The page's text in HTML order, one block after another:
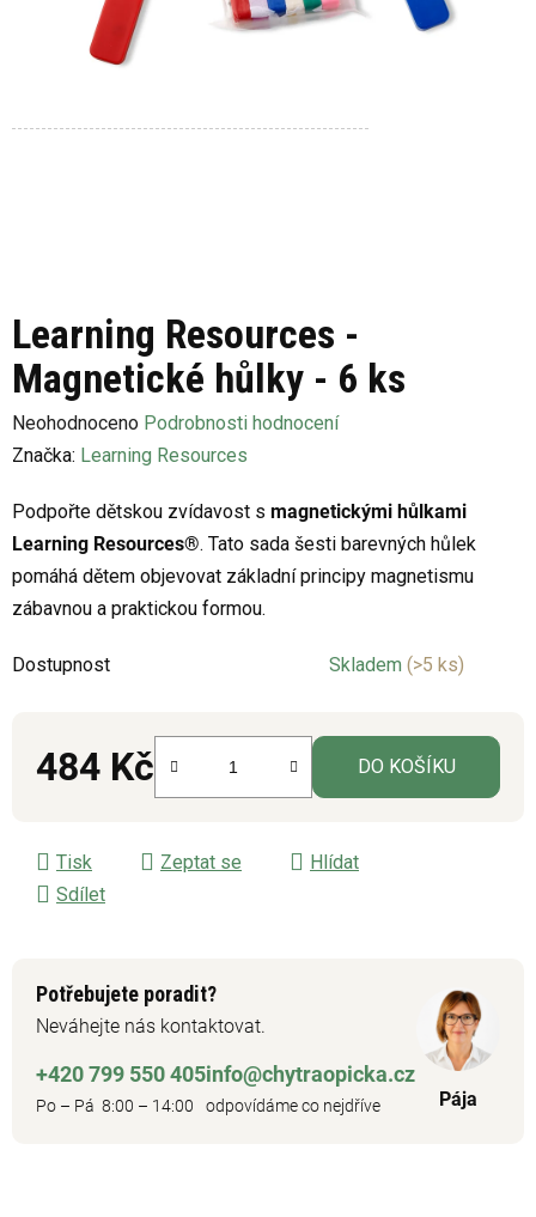
Learning Resources -
Magnetické hůlky - 6 ks
Průměrné
hodnocení
je
0,0
z
5
Neohodnoceno Podrobnosti hodnocení
Značka: Learning Resources
Podpořte dětskou zvídavost s magnetickými hůlkami
Learning Resources®. Tato sada šesti barevných hůlek
pomáhá dětem objevovat základní principy magnetismu
zábavnou a praktickou formou.
Dostupnost Skladem (>5 ks)
484 Kč DO KOŠÍKU
Tisk Zeptat se
Hlídat
Sdílet
Potřebujete poradit?
Neváhejte nás kontaktovat.
+420 799 550 405
Po – Pá 8:00 – 14:00
info@chytraopicka.cz
odpovídáme co nejdříve Pája